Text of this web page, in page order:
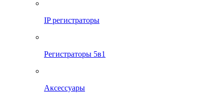
IP регистраторы
Регистраторы 5в1
Аксессуары